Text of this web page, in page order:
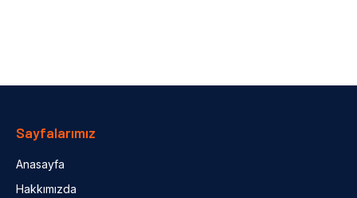
Sayfalarımız
Anasayfa
Hakkımızda